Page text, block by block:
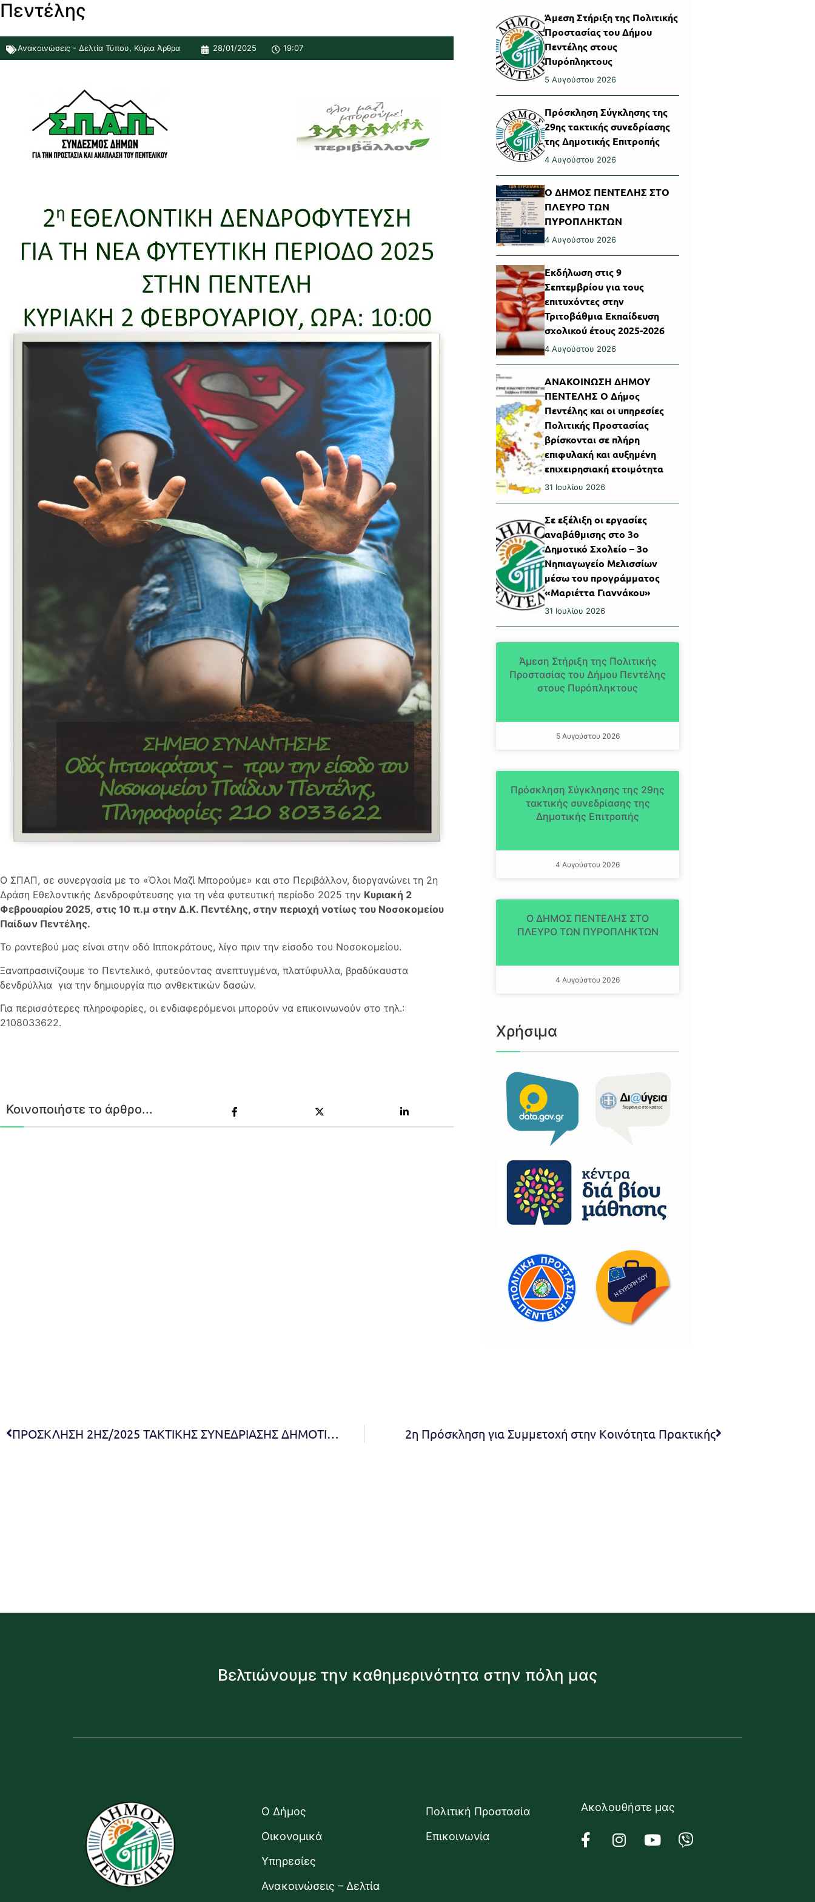
Πεντέλης
Ανακοινώσεις - Δελτία Τύπου, Κύρια Άρθρα 28/01/2025 19:07
Ο ΣΠΑΠ, σε συνεργασία με το «Όλοι Μαζί Μπορούμε» και στο Περιβάλλον, διοργανώνει τη 2η
Δράση Εθελοντικής Δενδροφύτευσης για τη νέα φυτευτική περίοδο 2025 την Κυριακή 2
Φεβρουαρίου 2025, στις 10 π.μ στην Δ.Κ. Πεντέλης, στην περιοχή νοτίως του Νοσοκομείου
Παίδων Πεντέλης.
Το ραντεβού μας είναι στην οδό Ιπποκράτους, λίγο πριν την είσοδο του Νοσοκομείου.
Ξαναπρασινίζουμε το Πεντελικό, φυτεύοντας ανεπτυγμένα, πλατύφυλλα, βραδύκαυστα
δενδρύλλια για την δημιουργία πιο ανθεκτικών δασών.
Για περισσότερες πληροφορίες, οι ενδιαφερόμενοι μπορούν να επικοινωνούν στο τηλ.:
2108033622.
Κοινοποιήστε το άρθρο...
Άμεση Στήριξη της Πολιτικής
Προστασίας του Δήμου
Πεντέλης στους
Πυρόπληκτους
5 Αυγούστου 2026
Πρόσκληση Σύγκλησης της
29ης τακτικής συνεδρίασης
της Δημοτικής Επιτροπής
4 Αυγούστου 2026
Ο ΔΗΜΟΣ ΠΕΝΤΕΛΗΣ ΣΤΟ
ΠΛΕΥΡΟ ΤΩΝ
ΠΥΡΟΠΛΗΚΤΩΝ
4 Αυγούστου 2026
Εκδήλωση στις 9
Σεπτεμβρίου για τους
επιτυχόντες στην
Τριτοβάθμια Εκπαίδευση
σχολικού έτους 2025-2026
4 Αυγούστου 2026
ΑΝΑΚΟΙΝΩΣΗ ΔΗΜΟΥ
ΠΕΝΤΕΛΗΣ Ο Δήμος
Πεντέλης και οι υπηρεσίες
Πολιτικής Προστασίας
βρίσκονται σε πλήρη
επιφυλακή και αυξημένη
επιχειρησιακή ετοιμότητα
31 Ιουλίου 2026
Σε εξέλιξη οι εργασίες
αναβάθμισης στο 3ο
Δημοτικό Σχολείο – 3ο
Νηπιαγωγείο Μελισσίων
μέσω του προγράμματος
«Μαριέττα Γιαννάκου»
31 Ιουλίου 2026
Άμεση Στήριξη της Πολιτικής
Προστασίας του Δήμου Πεντέλης
στους Πυρόπληκτους
5 Αυγούστου 2026
Πρόσκληση Σύγκλησης της 29ης
τακτικής συνεδρίασης της
Δημοτικής Επιτροπής
4 Αυγούστου 2026
Ο ΔΗΜΟΣ ΠΕΝΤΕΛΗΣ ΣΤΟ
ΠΛΕΥΡΟ ΤΩΝ ΠΥΡΟΠΛΗΚΤΩΝ
4 Αυγούστου 2026
Χρήσιμα
ΠΡΟΣΚΛΗΣΗ 2ΗΣ/2025 ΤΑΚΤΙΚΗΣ ΣΥΝΕΔΡΙΑΣΗΣ ΔΗΜΟΤΙΚΟΥ ΣΥΜΒΟΥΛΙΟΥ 2η Πρόσκληση για Συμμετοχή στην Κοινότητα Πρακτικής
Βελτιώνουμε την καθημερινότητα στην πόλη μας
Ο Δήμος
Οικονομικά
Υπηρεσίες
Ανακοινώσεις – Δελτία
Πολιτική Προστασία
Επικοινωνία
Ακολουθήστε μας